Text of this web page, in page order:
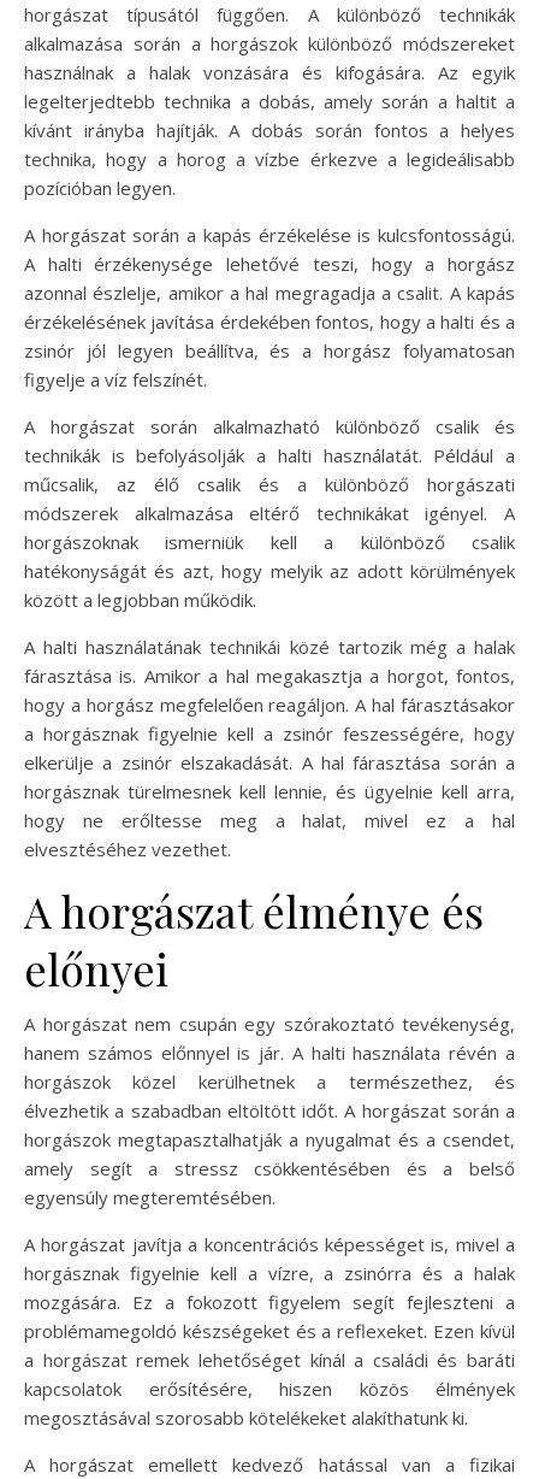
horgászat típusától függően. A különböző technikák
alkalmazása során a horgászok különböző módszereket
használnak a halak vonzására és kifogására. Az egyik
legelterjedtebb technika a dobás, amely során a haltit a
kívánt irányba hajítják. A dobás során fontos a helyes
technika, hogy a horog a vízbe érkezve a legideálisabb
pozícióban legyen.
A horgászat során a kapás érzékelése is kulcsfontosságú.
A halti érzékenysége lehetővé teszi, hogy a horgász
azonnal észlelje, amikor a hal megragadja a csalit. A kapás
érzékelésének javítása érdekében fontos, hogy a halti és a
zsinór jól legyen beállítva, és a horgász folyamatosan
figyelje a víz felszínét.
A horgászat során alkalmazható különböző csalik és
technikák is befolyásolják a halti használatát. Például a
műcsalik, az élő csalik és a különböző horgászati
módszerek alkalmazása eltérő technikákat igényel. A
horgászoknak ismerniük kell a különböző csalik
hatékonyságát és azt, hogy melyik az adott körülmények
között a legjobban működik.
A halti használatának technikái közé tartozik még a halak
fárasztása is. Amikor a hal megakasztja a horgot, fontos,
hogy a horgász megfelelően reagáljon. A hal fárasztásakor
a horgásznak figyelnie kell a zsinór feszességére, hogy
elkerülje a zsinór elszakadását. A hal fárasztása során a
horgásznak türelmesnek kell lennie, és ügyelnie kell arra,
hogy ne erőltesse meg a halat, mivel ez a hal
elvesztéséhez vezethet.
A horgászat élménye és
előnyei
A horgászat nem csupán egy szórakoztató tevékenység,
hanem számos előnnyel is jár. A halti használata révén a
horgászok közel kerülhetnek a természethez, és
élvezhetik a szabadban eltöltött időt. A horgászat során a
horgászok megtapasztalhatják a nyugalmat és a csendet,
amely segít a stressz csökkentésében és a belső
egyensúly megteremtésében.
A horgászat javítja a koncentrációs képességet is, mivel a
horgásznak figyelnie kell a vízre, a zsinórra és a halak
mozgására. Ez a fokozott figyelem segít fejleszteni a
problémamegoldó készségeket és a reflexeket. Ezen kívül
a horgászat remek lehetőséget kínál a családi és baráti
kapcsolatok erősítésére, hiszen közös élmények
megosztásával szorosabb kötelékeket alakíthatunk ki.
A horgászat emellett kedvező hatással van a fizikai